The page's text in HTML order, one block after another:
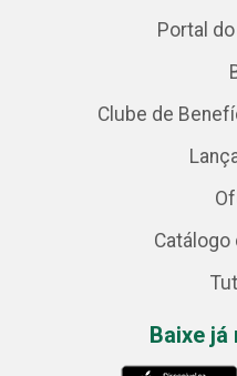
Portal
Clube de
Baixe já